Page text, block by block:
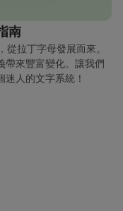
南
拉丁字母發展而來。
帶來豐富變化。讓我們
人的文字系統！